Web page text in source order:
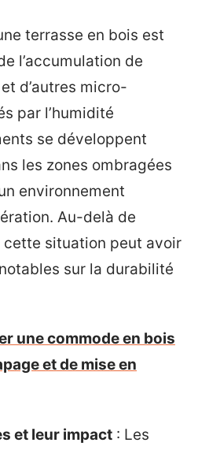
terrasse en bois est
l’accumulation de
et d’autres micro-
par l’humidité
se développent
les zones ombragées
environnement
Au-delà de
cette situation peut avoir
sur la durabilité
une commode en bois
et de mise en
et leur impact : Les